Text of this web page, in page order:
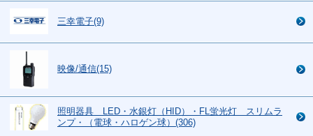
三幸電子(9)
映像/通信(15)
照明器具 LED・水銀灯（HID）・FL蛍光灯 スリムラ
ンプ・（電球・ハロゲン球）(306)